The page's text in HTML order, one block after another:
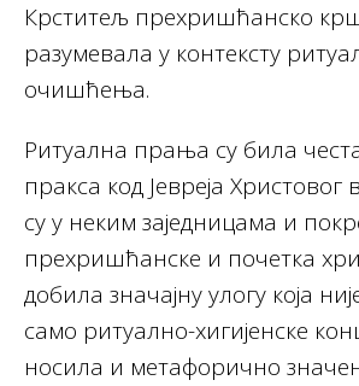
Крститељ прехришћанско
разумевала у контексту
очишћења.
Ритуална прања су била
пракса код Јевреја
су у неким заједницама и
прехришћанске и почетка
добила значајну улогу која
само ритуално-хигијенске
носила и метафорично